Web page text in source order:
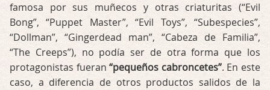
famosa por sus muñecos y otras criaturitas (“Evil
Bong”, “Puppet Master”, “Evil Toys”, “Subespecies”,
“Dollman”, “Gingerdead man”, “Cabeza de Familia”,
“The Creeps”), no podía ser de otra forma que los
protagonistas fueran“pequeños cabroncetes”. En este
caso, a diferencia de otros productos salidos de la